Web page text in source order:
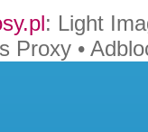
: Light
Proxy •